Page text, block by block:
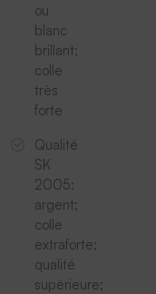
ou
blanc
brillant;
colle
très
forte
Qualité
SK
2005:
argent;
colle
extraforte;
qualité
supérieure;